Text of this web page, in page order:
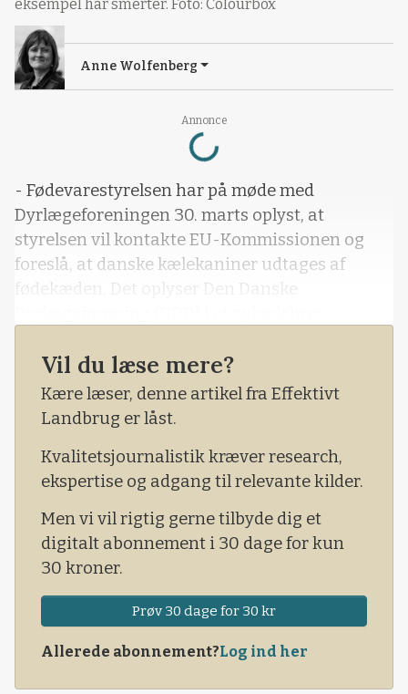
Annonce
Loading...
eksempel har smerter. Foto: Colourbox
Anne Wolfenberg
- Fødevarestyrelsen har på møde med
Dyrlægeforeningen 30. marts oplyst, at
styrelsen vil kontakte EU-Kommissionen og
foreslå, at danske kælekaniner udtages af
fødekæden. Det oplyser Den Danske
Baggrunden er den nye EU-forordning for
veterinærmedicin, hvor producentens
anvisning for brug af medicinen skal følges, og
hvor dyrlægen ikke - som tidligere dansk
praksis - må tage selvstændige, faglige
vurderinger.
Vil du læse mere?
Kære læser, denne artikel fra Effektivt
Landbrug er låst.
Kvalitetsjournalistik kræver research,
ekspertise og adgang til relevante kilder.
Men vi vil rigtig gerne tilbyde dig et
digitalt abonnement i 30 dage for kun
30 kroner.
Prøv 30 dage for 30 kr
Allerede abonnement?Log ind her